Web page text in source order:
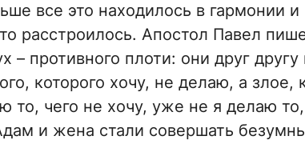
все это находилось в гармонии
расстроилось. Апостол Павел
– противного плоти: они друг
которого хочу, не делаю, а злое,
то, чего не хочу, уже не я делаю
и жена стали совершать